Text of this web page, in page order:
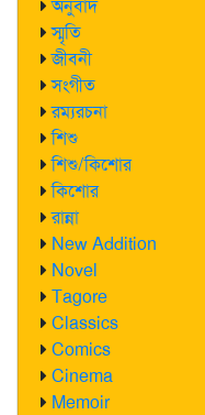
অনুবাদ
স্মৃতি
জীবনী
সংগীত
রম্যরচনা
শিশু
শিশু/কিশোর
কিশোর
রান্না
New Addition
Novel
Tagore
Classics
Comics
Cinema
Memoir